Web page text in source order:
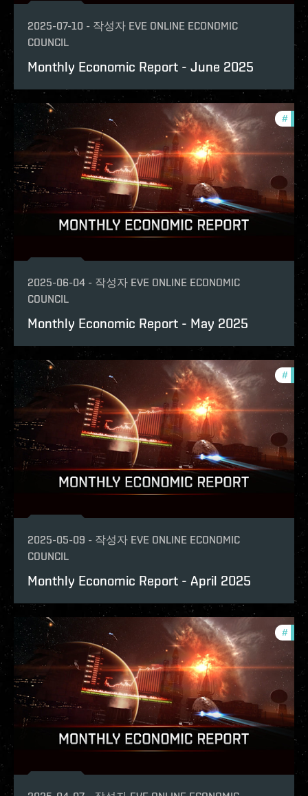
2025-07-10 - 작성자 EVE ONLINE ECONOMIC
COUNCIL
Monthly Economic Report - June 2025
#
2025-06-04 - 작성자 EVE ONLINE ECONOMIC
COUNCIL
Monthly Economic Report - May 2025
#
2025-05-09 - 작성자 EVE ONLINE ECONOMIC
COUNCIL
Monthly Economic Report - April 2025
#